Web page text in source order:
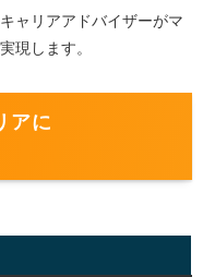
ャリアアドバイザーがマ
現します。
アに